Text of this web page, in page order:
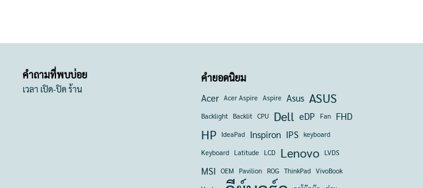
คำถามที่พบบ่อย
เวลา เปิด-ปิด ร้าน
คำยอดนิยม
Acer Acer Aspire Aspire Asus ASUS
Backlight Backlit CPU Dell eDP Fan FHD
HP IdeaPad Inspiron IPS keyboard
Keyboard Latitude LCD Lenovo LVDS
MSI OEM Pavilion ROG ThinkPad VivoBook